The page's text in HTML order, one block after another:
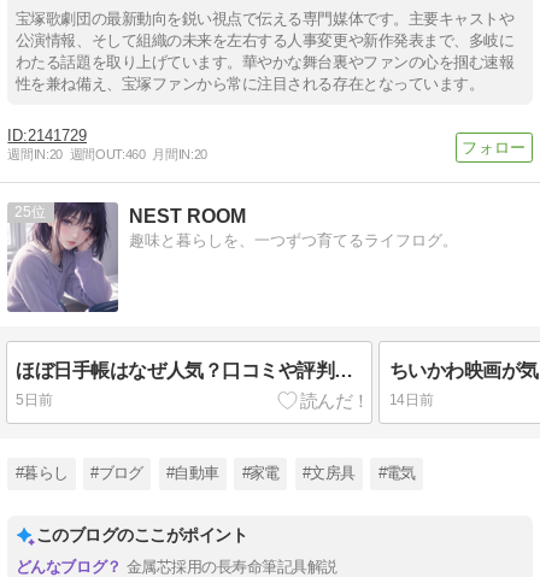
宝塚歌劇団の最新動向を鋭い視点で伝える専門媒体です。主要キャストや
公演情報、そして組織の未来を左右する人事変更や新作発表まで、多岐に
わたる話題を取り上げています。華やかな舞台裏やファンの心を掴む速報
性を兼ね備え、宝塚ファンから常に注目される存在となっています。
2141729
週間IN:20 週間OUT:460 月間IN:20
25 NEST ROOM
趣味と暮らしを、一つずつ育てるライフログ。
ほぼ日手帳はなぜ人気？口コミや評判から分かる魅力を紹介
5日前 14日前
#暮らし #ブログ #自動車 #家電 #文房具 #電気
このブログのここがポイント
金属芯採用の長寿命筆記具解説